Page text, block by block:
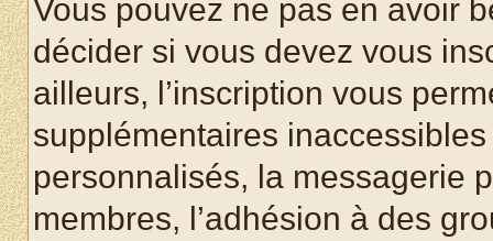
Vous pouvez ne pas en avoir
décider si vous devez vous
ailleurs, l’inscription vous
supplémentaires
personnalisés, la messagerie
membres, l’adhésion à des